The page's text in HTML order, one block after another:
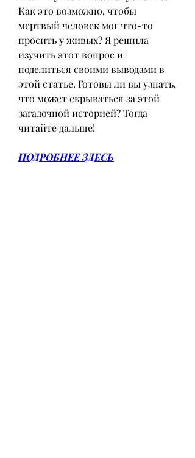
Как это возможно, чтобы
мертвый человек мог что-то
просить у живых? Я решила
изучить этот вопрос и
поделиться своими выводами в
этой статье. Готовы ли вы узнать,
что может скрываться за этой
загадочной историей? Тогда
читайте дальше!
ПОДРОБНЕЕ ЗДЕСЬ